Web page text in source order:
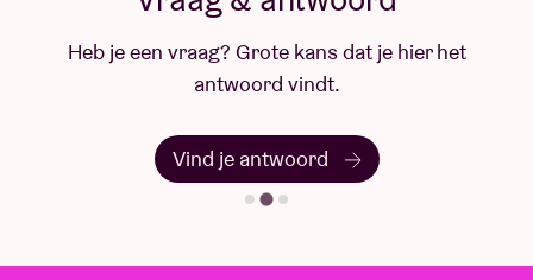
Heb je een vraag? Grote kans dat je hier het
antwoord vindt.
Vind je antwoord